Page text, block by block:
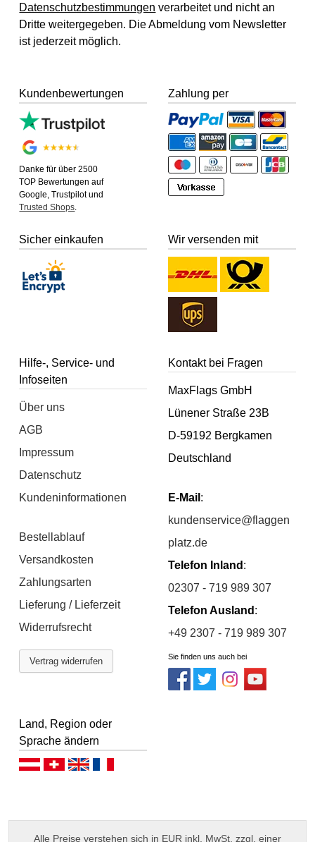
Datenschutzbestimmungen verarbeitet und nicht an
Dritte weitergegeben. Die Abmeldung vom Newsletter
ist jederzeit möglich.
Kundenbewertungen
Danke für über 2500
TOP Bewertungen auf
Google, Trustpilot und
Trusted Shops.
Zahlung per
Sicher einkaufen Wir versenden mit
Hilfe-, Service- und
Infoseiten
Über uns
AGB
Impressum
Datenschutz
Kundeninformationen
Bestellablauf
Versandkosten
Zahlungsarten
Lieferung / Lieferzeit
Widerrufsrecht
Vertrag widerrufen
Kontakt bei Fragen
MaxFlags GmbH
Lünener Straße 23B
D-59192 Bergkamen
Deutschland
E-Mail :
kundenservice@flaggen
platz.de
Telefon Inland :
02307 - 719 989 307
Telefon Ausland :
+49 2307 - 719 989 307
Sie finden uns auch bei
Land, Region oder
Sprache ändern
Deutsch (AT)Deutsch (CH)
Alle Preise verstehen sich in EUR inkl. MwSt. zzgl. einer